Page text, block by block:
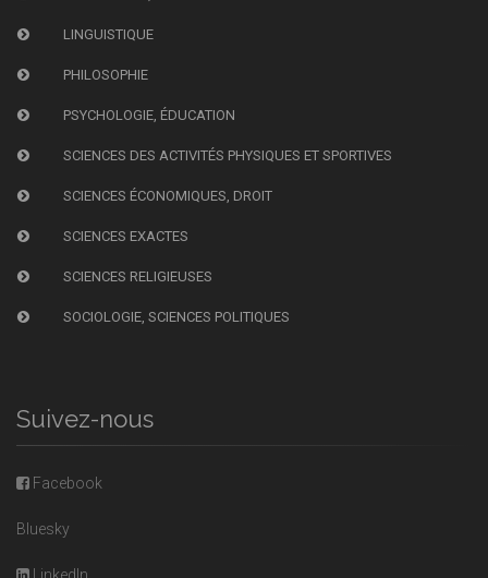
LINGUISTIQUE
PHILOSOPHIE
PSYCHOLOGIE, ÉDUCATION
SCIENCES DES ACTIVITÉS PHYSIQUES ET SPORTIVES
SCIENCES ÉCONOMIQUES, DROIT
SCIENCES EXACTES
SCIENCES RELIGIEUSES
SOCIOLOGIE, SCIENCES POLITIQUES
Suivez-nous
Facebook
Bluesky